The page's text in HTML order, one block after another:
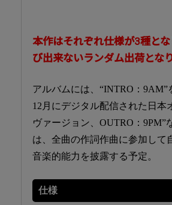
本作はそれぞれ仕様が3種と
び出来ないランダム出荷とな
アルバムには、“INTRO：9AM”
12月にデジタル配信された日
ヴァージョン、OUTRO：
は、全曲の作詞作曲に参加して
音楽的能力を披露する予定。
仕様